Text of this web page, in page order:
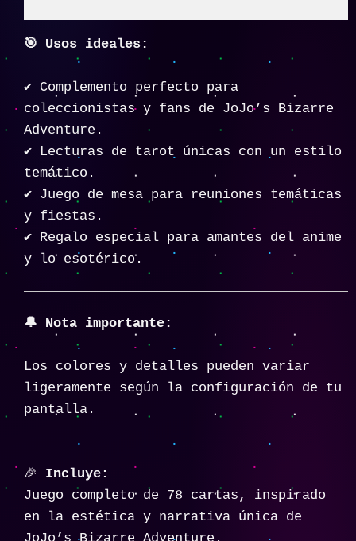
🎯 Usos ideales:
✔️ Complemento perfecto para
coleccionistas y fans de JoJo’s Bizarre
Adventure.
✔️ Lecturas de tarot únicas con un estilo
temático.
✔️ Juego de mesa para reuniones temáticas
y fiestas.
✔️ Regalo especial para amantes del anime
y lo esotérico.
🔔 Nota importante:
Los colores y detalles pueden variar
ligeramente según la configuración de tu
pantalla.
🎉 Incluye:
Juego completo de 78 cartas, inspirado
en la estética y narrativa única de
JoJo’s Bizarre Adventure.